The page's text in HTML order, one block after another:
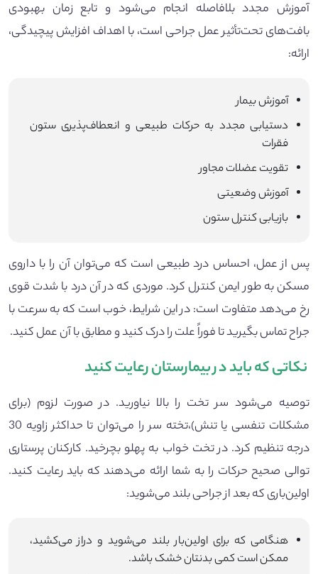
آموزش مجدد بلافاصله انجام می‌شود و تابع زمان بهبودی
بافت‌های تحت‌تأثیر عمل جراحی است، با اهداف افزایش پیچیدگی،
ارائه:
آموزش بیمار
دستیابی مجدد به حرکات طبیعی و انعطاف‌پذیری ستون
فقرات
تقویت عضلات مجاور
آموزش وضعیتی
بازیابی کنترل ستون
پس از عمل، احساس درد طبیعی است که می‌توان آن را با داروی
مسکن به طور ایمن کنترل کرد. موردی که در آن درد با شدت قوی
رخ می‌دهد متفاوت است: در این شرایط، خوب است که به سرعت با
جراح تماس بگیرید تا فوراً علت را درک کنید و مطابق با آن عمل کنید.
نکاتی که باید در بیمارستان رعایت کنید
توصیه می‌شود سر تخت را بالا نیاورید. در صورت لزوم (برای
مشکلات تنفسی یا تنش)،تخته سر را می‌توان تا حداکثر زاویه 30
درجه تنظیم کرد. در تخت خواب به پهلو بچرخید. کارکنان پرستاری
توالی صحیح حرکات را به شما ارائه می‌دهند که باید رعایت کنید.
اولین‌باری که بعد از جراحی بلند می‌شوید:
هنگامی که برای اولین‌بار بلند می‌شوید و دراز می‌کشید،
ممکن است کمی بدنتان خشک باشد.